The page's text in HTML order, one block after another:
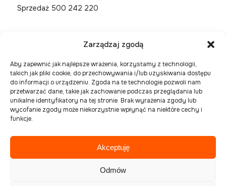
Zarządzaj zgodą
Aby zapewnić jak najlepsze wrażenia, korzystamy z technologii,
takich jak pliki cookie, do przechowywania i/lub uzyskiwania dostępu
do informacji o urządzeniu. Zgoda na te technologie pozwoli nam
przetwarzać dane, takie jak zachowanie podczas przeglądania lub
unikalne identyfikatory na tej stronie. Brak wyrażenia zgody lub
wycofanie zgody może niekorzystnie wpłynąć na niektóre cechy i
funkcje.
Akceptuję
Odmów
Sprzedaż 500 242 220
Spółka zarejestrowana w Sądzie Rejonowym Gdańsk
Północ, VIII Wydział Gospodarczy Krajowego
Rejestru Sądowego pod numerem KRS 0000394954,